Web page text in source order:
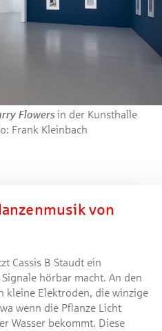
Flowersin der Kunsthalle
Frank Kleinbach
von
Cassis B Staudt ein
hörbar macht. An den
kleine Elektroden, die winzige
wenn die Pflanze Licht
Wasser bekommt. Diese